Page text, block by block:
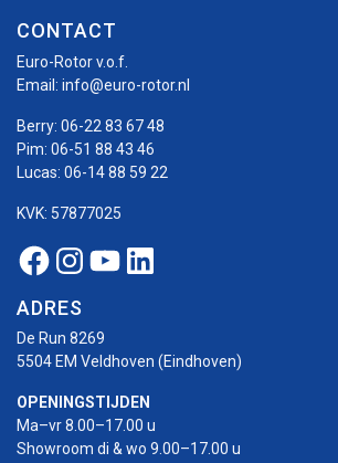
CONTACT
Euro-Rotor v.o.f.
Email: info@euro-rotor.nl
Berry: 06-22 83 67 48
Pim: 06-51 88 43 46
Lucas: 06-14 88 59 22
KVK: 57877025
Facebook Euro-rotor
Instagram Euro-rotor
Youtube Euro-rotor
Linkedin Euro-rotor
ADRES
De Run 8269
5504 EM Veldhoven (Eindhoven)
OPENINGSTIJDEN
Ma–vr 8.00–17.00 u
Showroom di & wo 9.00–17.00 u